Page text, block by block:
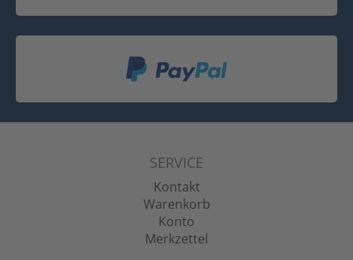
SERVICE
Kontakt
Warenkorb
Konto
Merkzettel